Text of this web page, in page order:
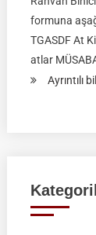
formuna
TGASDF At
atlar
Ayrıntılı